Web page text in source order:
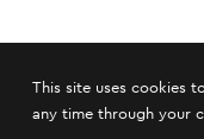
This site uses cookies
any time through your